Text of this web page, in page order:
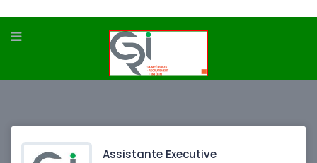
Assistante Executive